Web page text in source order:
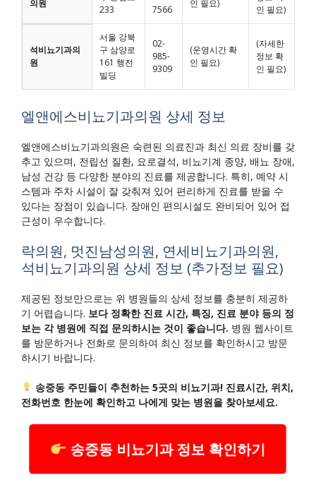
의원
233
7566
인 필요)
인 필요)
석비뇨기과의
원
서울 강북
구 삼양로
161 행전
빌딩
02-
985-
9309
(운영시간 확
인 필요)
(자세한
정보 확
인 필요)
엘앤에스비뇨기과의원 상세 정보
엘앤에스비뇨기과의원은 숙련된 의료진과 최신 의료 장비를 갖
추고 있으며, 전립선 질환, 요로결석, 비뇨기계 종양, 배뇨 장애,
남성 건강 등 다양한 분야의 진료를 제공합니다. 특히, 예약 시
스템과 주차 시설이 잘 갖춰져 있어 편리하게 진료를 받을 수
있다는 장점이 있습니다. 장애인 편의시설도 완비되어 있어 접
근성이 우수합니다.
락의원, 멋진남성의원, 연세비뇨기과의원,
석비뇨기과의원 상세 정보 (추가정보 필요)
제공된 정보만으로는 위 병원들의 상세 정보를 충분히 제공하
기 어렵습니다. 보다 정확한 진료 시간, 특징, 진료 분야 등의 정
보는 각 병원에 직접 문의하시는 것이 좋습니다. 병원 웹사이트
를 방문하거나 전화로 문의하여 최신 정보를 확인하시고 방문
하시기 바랍니다.
송중동 주민들이 추천하는 5곳의 비뇨기과! 진료시간, 위치,
전화번호 한눈에 확인하고 나에게 맞는 병원을 찾아보세요.
송중동 비뇨기과 정보 확인하기